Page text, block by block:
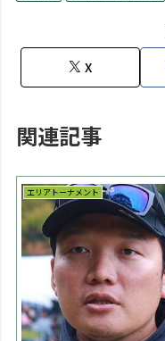
X
関連記事
エリアトーナメント